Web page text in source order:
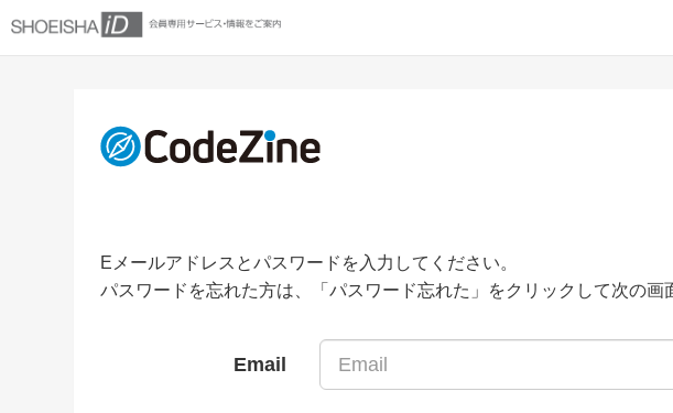
Eメールアドレスとパスワードを入力してください。
パスワードを忘れた方は、「パスワード忘れた」をクリックして次の画
Email